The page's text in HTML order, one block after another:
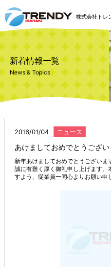
株式会社トレ
新着情報一覧
News & Topics
2016/01/04 ニュース
あけましておめでとうござい
新年あけましておめでとうございま
誠に有難く厚く御礼申し上げます。
すよう、従業員一同心よりお願い申